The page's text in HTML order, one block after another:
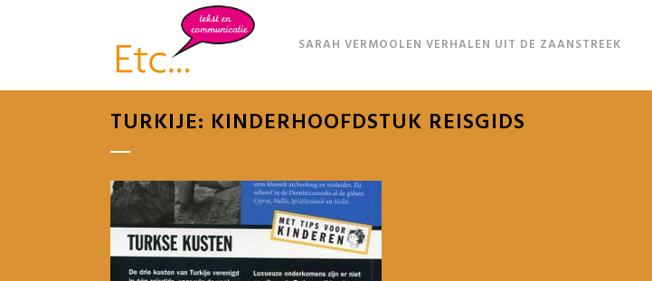
SARAH VERMOOLEN VERHALEN UIT DE ZAANSTREEK
TURKIJE: KINDERHOOFDSTUK REISGIDS